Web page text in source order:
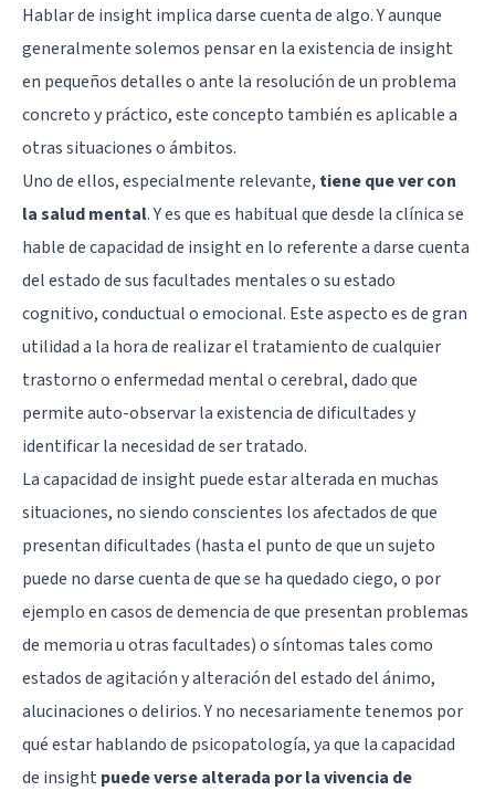
Hablar de insight implica darse cuenta de algo. Y aunque
generalmente solemos pensar en la existencia de insight
en pequeños detalles o ante la resolución de un problema
concreto y práctico, este concepto también es aplicable a
otras situaciones o ámbitos.
Uno de ellos, especialmente relevante, tiene que ver con
la salud mental. Y es que es habitual que desde la clínica se
hable de capacidad de insight en lo referente a darse cuenta
del estado de sus facultades mentales o su estado
cognitivo, conductual o emocional. Este aspecto es de gran
utilidad a la hora de realizar el tratamiento de cualquier
trastorno o enfermedad mental o cerebral, dado que
permite auto-observar la existencia de dificultades y
identificar la necesidad de ser tratado.
La capacidad de insight puede estar alterada en muchas
situaciones, no siendo conscientes los afectados de que
presentan dificultades (hasta el punto de que un sujeto
puede no darse cuenta de que se ha quedado ciego, o por
ejemplo en casos de demencia de que presentan problemas
de memoria u otras facultades) o síntomas tales como
estados de agitación y alteración del estado del ánimo,
alucinaciones o delirios. Y no necesariamente tenemos por
qué estar hablando de psicopatología, ya que la capacidad
de insight puede verse alterada por la vivencia de